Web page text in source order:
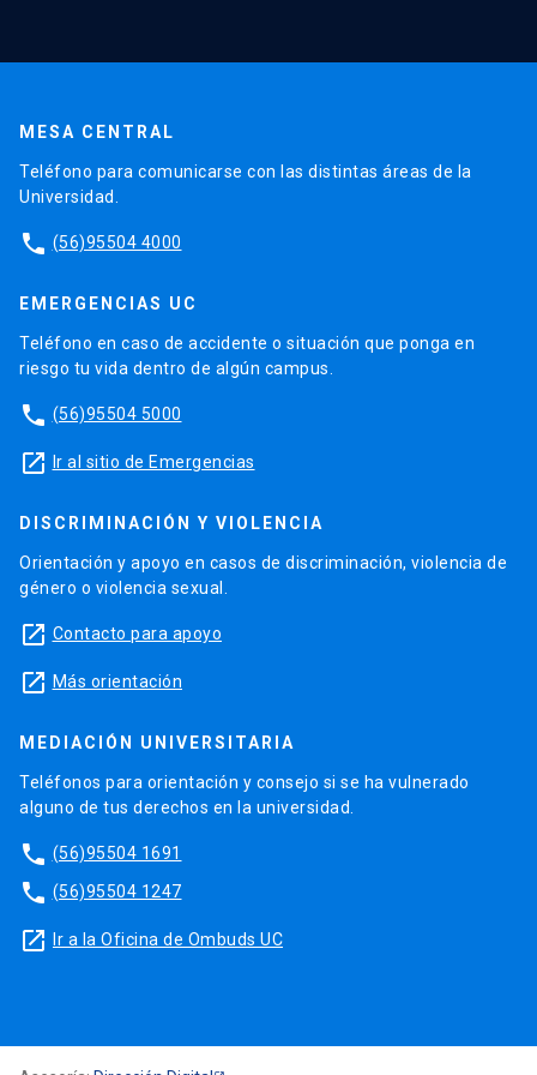
MESA CENTRAL
Teléfono para comunicarse con las distintas áreas de la
Universidad.
phone (56)95504 4000
EMERGENCIAS UC
Teléfono en caso de accidente o situación que ponga en
riesgo tu vida dentro de algún campus.
phone (56)95504 5000
launch Ir al sitio de Emergencias
DISCRIMINACIÓN Y VIOLENCIA
Orientación y apoyo en casos de discriminación, violencia de
género o violencia sexual.
launch Contacto para apoyo
launch Más orientación
MEDIACIÓN UNIVERSITARIA
Teléfonos para orientación y consejo si se ha vulnerado
alguno de tus derechos en la universidad.
phone (56)95504 1691
phone (56)95504 1247
launch Ir a la Oficina de Ombuds UC